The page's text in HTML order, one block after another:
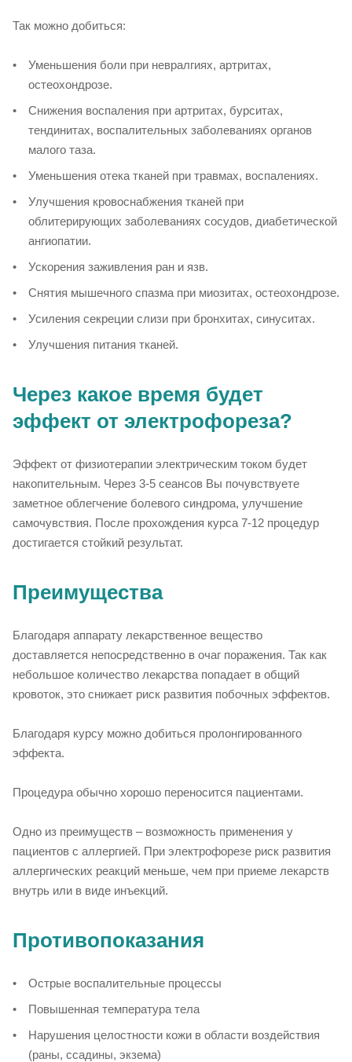
Так можно добиться:
Уменьшения боли при невралгиях, артритах,
остеохондрозе.
Снижения воспаления при артритах, бурситах,
тендинитах, воспалительных заболеваниях органов
малого таза.
Уменьшения отека тканей при травмах, воспалениях.
Улучшения кровоснабжения тканей при
облитерирующих заболеваниях сосудов, диабетической
ангиопатии.
Ускорения заживления ран и язв.
Снятия мышечного спазма при миозитах, остеохондрозе.
Усиления секреции слизи при бронхитах, синуситах.
Улучшения питания тканей.
Через какое время будет
эффект от электрофореза?
Эффект от физиотерапии электрическим током будет
накопительным. Через 3-5 сеансов Вы почувствуете
заметное облегчение болевого синдрома, улучшение
самочувствия. После прохождения курса 7-12 процедур
достигается стойкий результат.
Преимущества
Благодаря аппарату лекарственное вещество
доставляется непосредственно в очаг поражения. Так как
небольшое количество лекарства попадает в общий
кровоток, это снижает риск развития побочных эффектов.
Благодаря курсу можно добиться пролонгированного
эффекта.
Процедура обычно хорошо переносится пациентами.
Одно из преимуществ – возможность применения у
пациентов с аллергией. При электрофорезе риск развития
аллергических реакций меньше, чем при приеме лекарств
внутрь или в виде инъекций.
Противопоказания
Острые воспалительные процессы
Повышенная температура тела
Нарушения целостности кожи в области воздействия
(раны, ссадины, экзема)